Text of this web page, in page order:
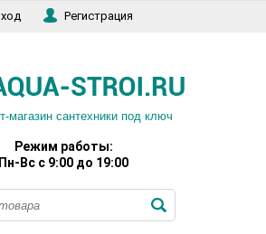
Регистрация
магазин сантехники под ключ
Режим работы:
Пн-Вс с 9:00 до 19:00